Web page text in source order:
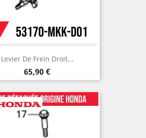
Levier De Frein Droit...
Prix
65,90 €